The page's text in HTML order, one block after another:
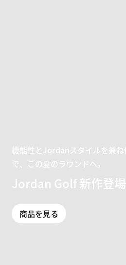
機能性とJordanスタイルを兼
で、この夏のラウンドへ。
Jordan Golf 新作登場
商品を見る